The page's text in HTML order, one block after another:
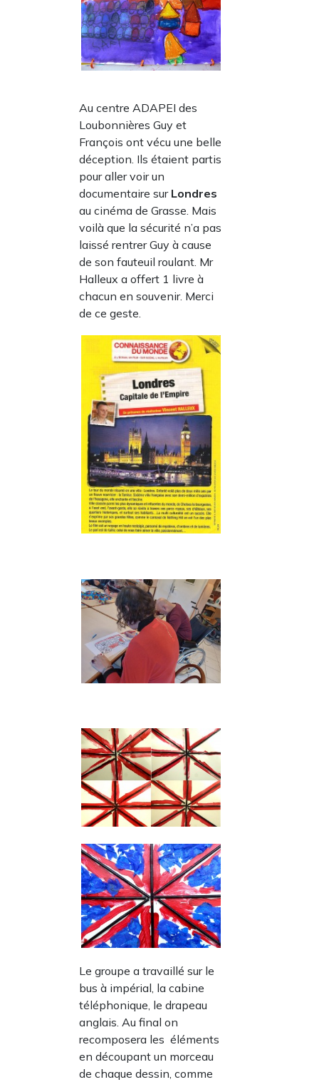
Au centre ADAPEI des
Loubonnières Guy et
François ont vécu une belle
déception. Ils étaient partis
pour aller voir un
documentaire sur Londres
au cinéma de Grasse. Mais
voilà que la sécurité n’a pas
laissé rentrer Guy à cause
de son fauteuil roulant. Mr
Halleux a offert 1 livre à
chacun en souvenir. Merci
de ce geste.
Le groupe a travaillé sur le
bus à impérial, la cabine
téléphonique, le drapeau
anglais. Au final on
recomposera les éléments
en découpant un morceau
de chaque dessin, comme